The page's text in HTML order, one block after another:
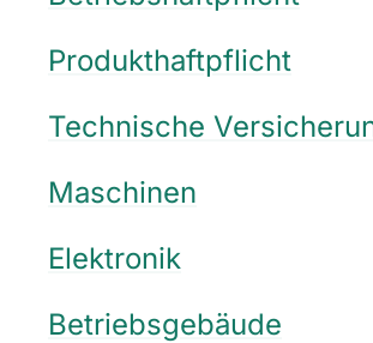
Produkthaftpflicht
Technische
Maschinen
Elektronik
Betriebsgebäude